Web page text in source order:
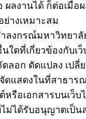
ผลงานได้ ก็ต่อเมื่อ
างเหมาะสม
ลงกรณ์มหาวิทยาลั
ดที่เกี่ยวข้องกับเว็
ลอก ดัดแปลง เปลี่
ดแสดงในที่สาธาร
หรือเอกสารบนเว็บ
ม่ได้รับอนุญาตเป็